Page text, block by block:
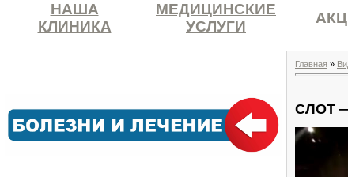
НАША
КЛИНИКА
МЕДИЦИНСКИЕ
УСЛУГИ
Главная »
СЛОТ —